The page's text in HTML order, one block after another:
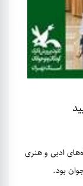
ادبی و هنری
بود.